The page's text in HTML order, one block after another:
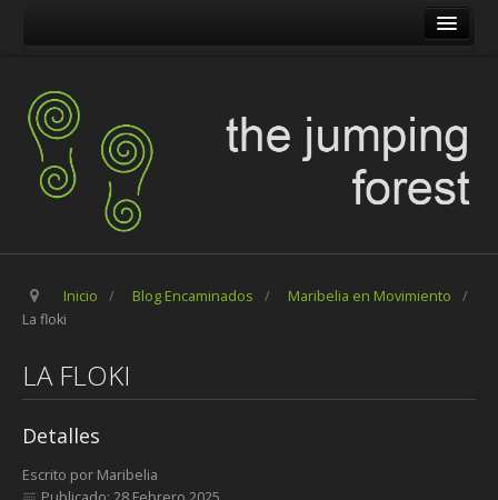
The Pilgrim Stone
Blog Encaminados
Carles
Maribelia en Movimiento
Inicio / Blog Encaminados / Maribelia en Movimiento
/
La floki
LA FLOKI
Detalles
Escrito por Maribelia